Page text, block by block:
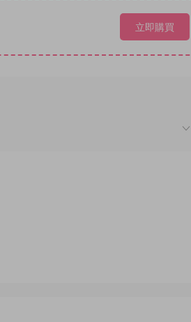
立即購買